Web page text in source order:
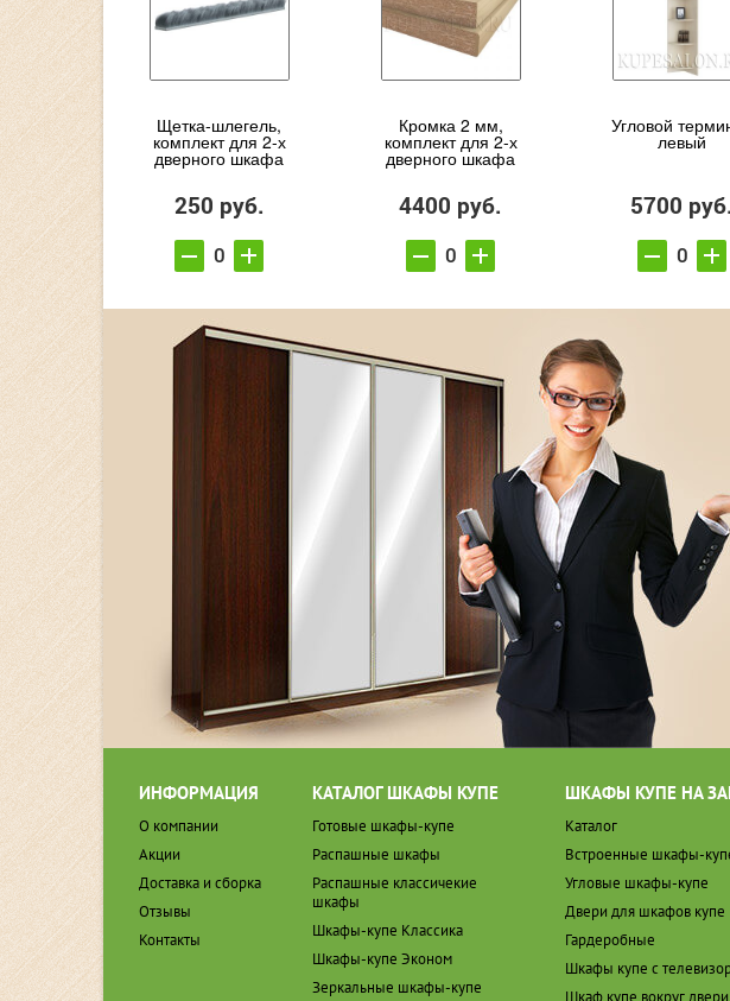
Щетка-шлегель,
комплект для 2-х
дверного шкафа
250 руб.
Кромка 2 мм,
комплект для 2-х
дверного шкафа
4400 руб.
Угловой
левый
5700 руб.
ИНФОРМАЦИЯ
О компании
Акции
Доставка и сборка
Отзывы
Контакты
КАТАЛОГ ШКАФЫ КУПЕ
Готовые шкафы-купе
Распашные шкафы
Распашные классичекие
шкафы
Шкафы-купе Классика
Шкафы-купе Эконом
Зеркальные шкафы-купе
ШКАФЫ КУПЕ НА
Каталог
Встроенные шкафы-
Угловые шкафы-купе
Двери для шкафов купе
Гардеробные
Шкафы купе с
Шкаф купе вокруг двери